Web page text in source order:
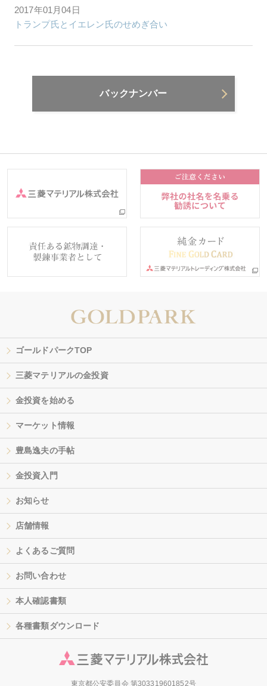
2017年01月04日
トランプ氏とイエレン氏のせめぎ合い
バックナンバー
ゴールドパークTOP
三菱マテリアルの金投資
金投資を始める
マーケット情報
豊島逸夫の手帖
金投資入門
お知らせ
店舗情報
よくあるご質問
お問い合わせ
本人確認書類
各種書類ダウンロード
東京都公安委員会 第303319601852号